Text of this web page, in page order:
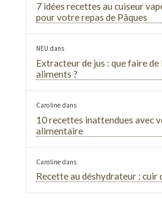
7 idées recettes au cuiseur
pour votre repas de Pâques
NEU dans
Extracteur de jus : que faire de
aliments ?
Carolinedans
10 recettes inattendues avec
alimentaire
Carolinedans
Recette au déshydrateur : cuir